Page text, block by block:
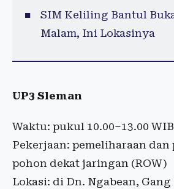
SIM Keliling Bantul
Malam, Ini Lokasinya
UP3 Sleman
Waktu: pukul 10.00–13.00 WIB
Pekerjaan: pemeliharaan dan
pohon dekat jaringan (ROW)
Lokasi: di Dn. Ngabean, Gang